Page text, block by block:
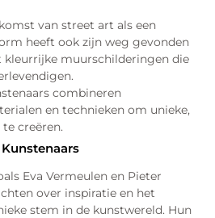
van street art als een
heeft ook zijn weg gevonden
kleurrijke muurschilderingen die
combineren
en technieken om unieke,
creëren.
Eva Vermeulen en Pieter
over inspiratie en het
stem in de kunstwereld. Hun